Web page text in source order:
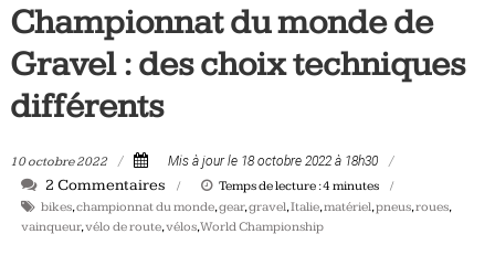
vélo
et
triathlon
Championnat du monde de
Gravel : des choix techniques
différents
10 octobre 2022 Mis à jour le 18 octobre 2022 à 18h30
2 Commentaires Temps de lecture :4 minutes
bikes,championnat du monde,gear,gravel,Italie,matériel,pneus,roues,
vainqueur,vélo de route,vélos,World Championship